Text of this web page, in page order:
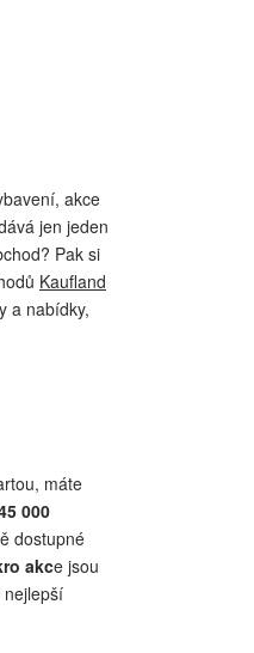
akce
jen jeden
Pak si
Kaufland
a nabídky,
máte
000
dostupné
akce jsou
nejlepší